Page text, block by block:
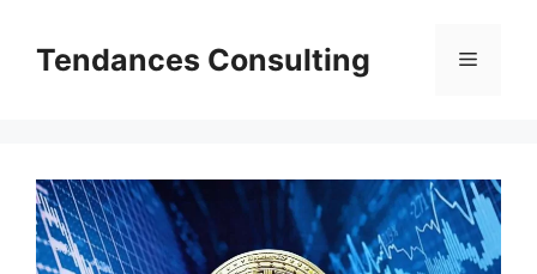
contenuTendances Consulting Menu